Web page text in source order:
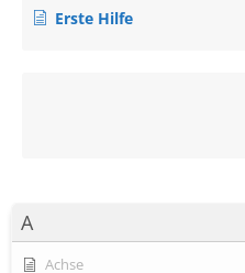
A
Achse
Erste Hilfe